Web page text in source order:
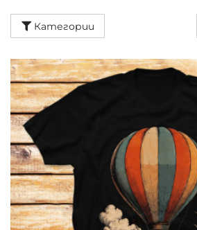
Категории
Best
Sellers
Арт
Котки
Природа
Космос
Black
&
White
Животни